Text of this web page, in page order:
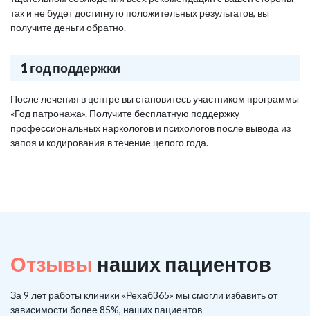
так и не будет достигнуто положительных результатов, вы
получите деньги обратно.
1 год поддержки
После лечения в центре вы становитесь участником программы
«Год патронажа». Получите бесплатную поддержку
профессиональных наркологов и психологов после вывода из
запоя и кодирования в течение целого года.
Отзывы наших пациентов
За 9 лет работы клиники «Рехаб365» мы смогли избавить от
зависимости более 85%, наших пациентов